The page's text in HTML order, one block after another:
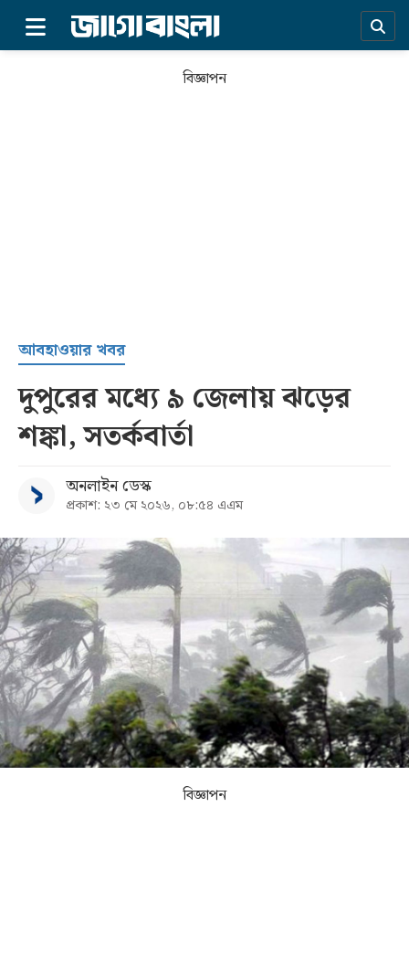
সর্বশেষ
বিভাগ
আর্কাইভ
কনভার্টার
বিজ্ঞাপন
আবহাওয়ার খবর
দুপুরের মধ্যে ৯ জেলায় ঝড়ের
শঙ্কা, সতর্কবার্তা
অনলাইন ডেস্ক
প্রকাশ: ২৩ মে ২০২৬, ০৮:৫৪ এএম
বিজ্ঞাপন